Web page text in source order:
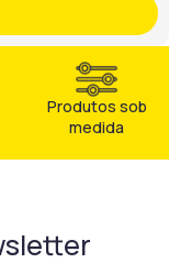
Produtos sob
medida